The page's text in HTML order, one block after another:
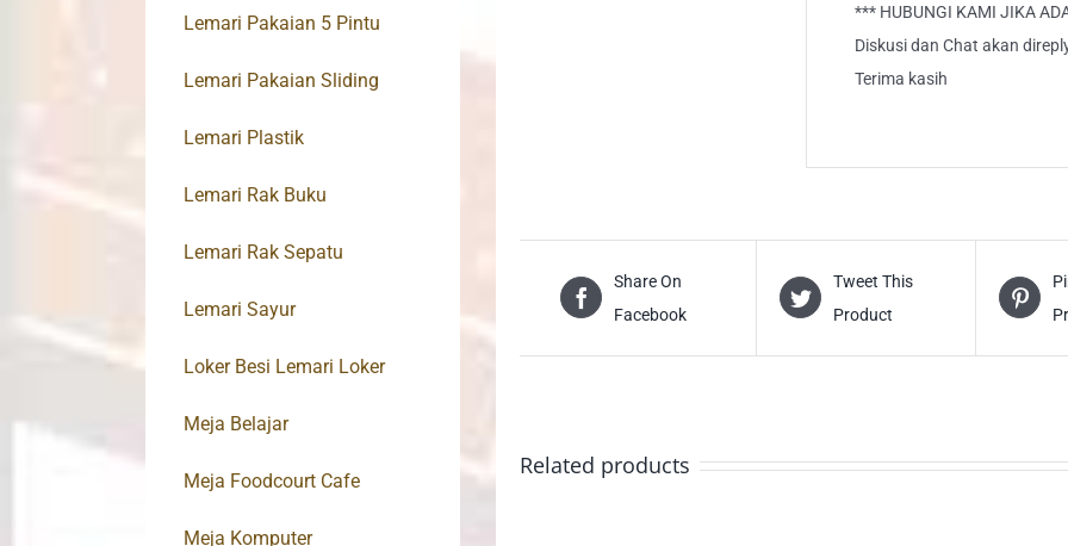
*** HUBUNGI KAMI JIKA
Diskusi dan Chat akan
Terima kasih
Share On
Facebook
Tweet This
Product
Related products
Lemari Pakaian 5 Pintu
Lemari Pakaian Sliding
Lemari Plastik
Lemari Rak Buku
Lemari Rak Sepatu
Lemari Sayur
Loker Besi Lemari Loker
Meja Belajar
Meja Foodcourt Cafe
Meja Komputer